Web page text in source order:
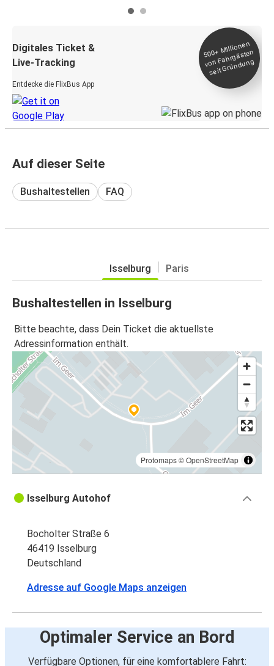
Digitales Ticket &
Live-Tracking
Entdecke die FlixBus App
500+
Millionen
von Fahrgästen
seit
Gründung
Auf dieser Seite
Bushaltestellen FAQ
Isselburg Paris
Bushaltestellen in Isselburg
Bitte beachte, dass Dein Ticket die aktuellste
Adressinformation enthält.
Protomaps©OpenStreetMap
Isselburg Autohof
Bocholter Straße 6
46419 Isselburg
Deutschland
Adresse auf Google Maps anzeigen
Optimaler Service an Bord
Verfügbare Optionen, für eine komfortablere Fahrt: